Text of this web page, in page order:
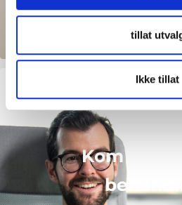
tillat
Ikke tillat
Kom i